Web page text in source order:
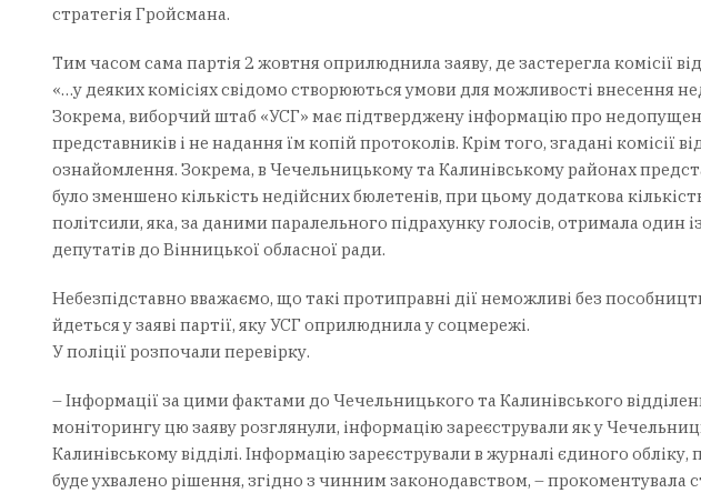
стратегія Гройсмана.
Тим часом сама партія 2 жовтня оприлюднила заяву, де застерегла комісії
«…у деяких комісіях свідомо створюються умови для можливості внесення
Зокрема, виборчий штаб «УСГ» має підтверджену інформацію про
представників і не надання їм копій протоколів. Крім того, згадані комісії
ознайомлення. Зокрема, в Чечельницькому та Калинівському районах
було зменшено кількість недійсних бюлетенів, при цьому додаткова
політсили, яка, за даними паралельного підрахунку голосів, отримала один
депутатів до Вінницької обласної ради.
Небезпідставно вважаємо, що такі протиправні дії неможливі без
йдеться у заяві партії, яку УСГ оприлюднила у соцмережі.
У поліції розпочали перевірку.
– Інформації за цими фактами до Чечельницького та Калинівського
моніторингу цю заяву розглянули, інформацію зареєстрували як у
Калинівському відділі. Інформацію зареєстрували в журналі єдиного
буде ухвалено рішення, згідно з чинним законодавством, – прокоментувала